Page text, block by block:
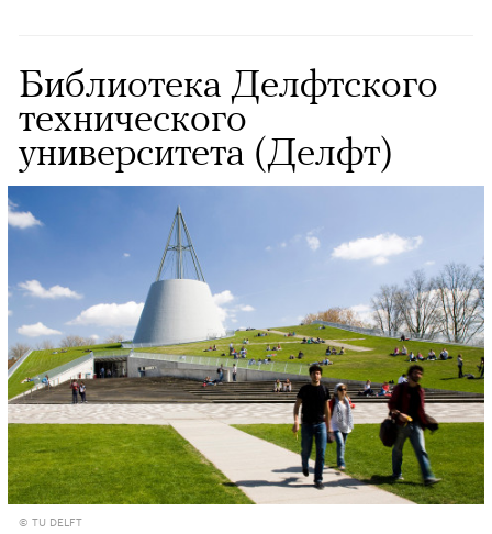
Библиотека Делфтского
технического
университета (Делфт)
© TU DELFT